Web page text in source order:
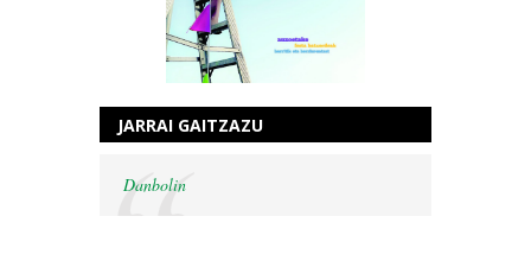
JARRAI GAITZAZU
Danbolin